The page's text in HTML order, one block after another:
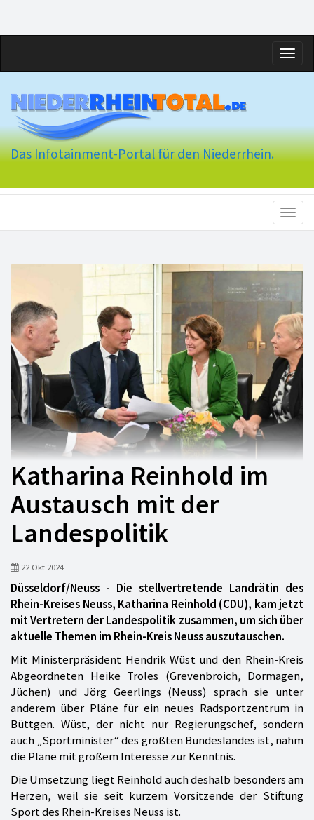
Das Infotainment-Portal für den Niederrhein.
Katharina Reinhold im
Austausch mit der
Landespolitik
22 Okt 2024
Düsseldorf/Neuss - Die stellvertretende Landrätin des
Rhein-Kreises Neuss, Katharina Reinhold (CDU), kam jetzt
mit Vertretern der Landespolitik zusammen, um sich über
aktuelle Themen im Rhein-Kreis Neuss auszutauschen.
Mit Ministerpräsident Hendrik Wüst und den Rhein-Kreis
Abgeordneten Heike Troles (Grevenbroich, Dormagen,
Jüchen) und Jörg Geerlings (Neuss) sprach sie unter
anderem über Pläne für ein neues Radsportzentrum in
Büttgen. Wüst, der nicht nur Regierungschef, sondern
auch „Sportminister“ des größten Bundeslandes ist, nahm
die Pläne mit großem Interesse zur Kenntnis.
Die Umsetzung liegt Reinhold auch deshalb besonders am
Herzen, weil sie seit kurzem Vorsitzende der Stiftung
Sport des Rhein-Kreises Neuss ist.